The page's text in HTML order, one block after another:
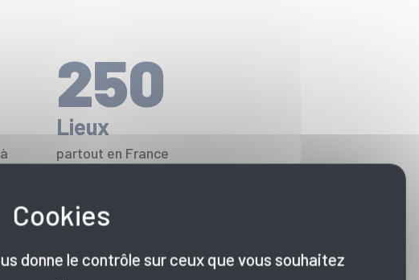
250
Lieux
partout en France
donne le contrôle sur ceux que vous souhaitez